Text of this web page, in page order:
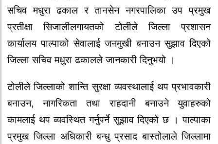
सचिव मधुरा ढकाल र तानसेन नगरपालिका उप प्रमुख
प्रतीक्षा सिजालीलगायतको टोलीले जिल्ला प्रशासन
कार्यालय पाल्पाको सेवालाई जनमुखी बनाउन सुझाव दिएको
जिल्ला सचिव मधुरा ढकालले जानकारी दिनुभयो ।
टोलीले जिल्लाको शान्ति सुरक्षा व्यवस्थालाई थप प्रभावकारी
बनाउन, नागरिकता तथा राहदानी बनाउने युवाहरुको
कामलाई थप व्यवस्थित गर्नुपर्ने सुझाव दिएको छ । पाल्पाका
प्रमुख जिल्ला अधिकारी बन्धु प्रसाद बास्तोलाले जिल्लामा